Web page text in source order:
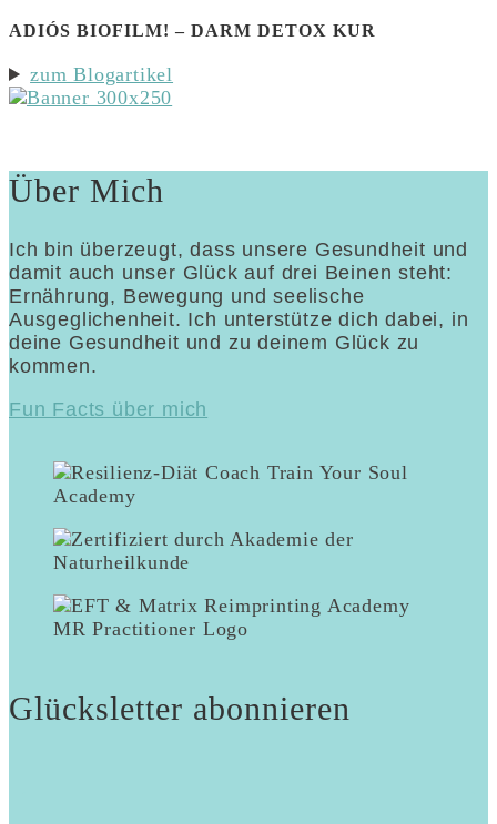
ADIÓS BIOFILM! – DARM DETOX KUR
zum Blogartikel
Über Mich
Ich bin überzeugt, dass unsere Gesundheit und
damit auch unser Glück auf drei Beinen steht:
Ernährung, Bewegung und seelische
Ausgeglichenheit. Ich unterstütze dich dabei, in
deine Gesundheit und zu deinem Glück zu
kommen.
Fun Facts über mich
Glücksletter abonnieren